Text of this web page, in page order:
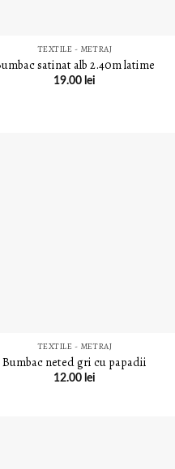
TEXTILE - METRAJ
satinat alb 2.40m latime
19.00 lei
TEXTILE - METRAJ
Bumbac neted gri cu papadii
12.00 lei